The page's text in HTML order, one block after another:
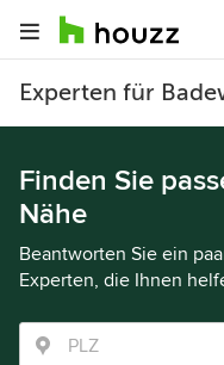
Experten für
Finden Sie
Nähe
Beantworten Sie ein
Experten, die Ihnen